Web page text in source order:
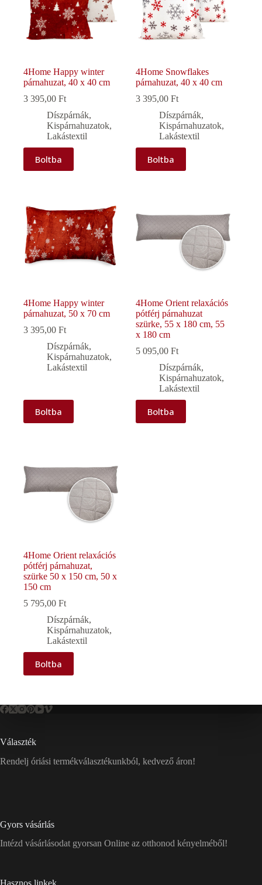
4Home Happy winter
párnahuzat, 40 x 40 cm
3 395,00 Ft
Díszpárnák,
Kispárnahuzatok,
Lakástextil
Boltba
4Home Snowflakes
párnahuzat, 40 x 40 cm
3 395,00Ft
Díszpárnák,
Kispárnahuzatok,
Lakástextil
Boltba
4Home Happy winter
párnahuzat, 50 x 70 cm
3 395,00 Ft
Díszpárnák,
Kispárnahuzatok,
Lakástextil
Boltba
4Home Orient relaxációs
pótférj párnahuzat
szürke, 55 x 180 cm, 55
x 180 cm
5 095,00Ft
Díszpárnák,
Kispárnahuzatok,
Lakástextil
Boltba
4Home Orient relaxációs
pótférj párnahuzat,
szürke 50 x 150 cm, 50 x
150 cm
5 795,00 Ft
Díszpárnák,
Kispárnahuzatok,
Lakástextil
Boltba
Választék
Rendelj óriási termékválasztékunkból, kedvező áron!
Gyors vásárlás
Intézd vásárlásodat gyorsan Online az otthonod kényelméből!